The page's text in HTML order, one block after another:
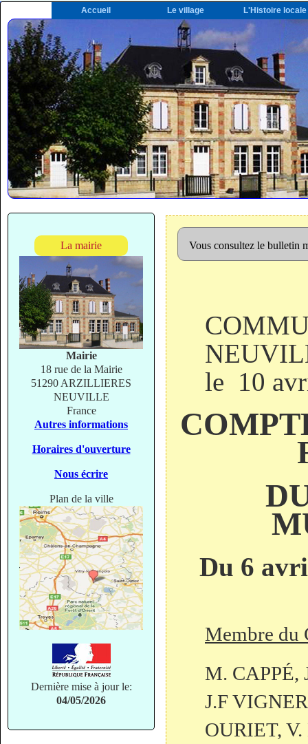
Accueil Le village L'Histoire locale
La mairie
Mairie
18 rue de la Mairie
51290 ARZILLIERES
NEUVILLE
France
Autres informations
Horaires d'ouverture
Nous écrire
Plan de la ville
Dernière mise à jour le:
04/05/2026
Vous consultez le bulletin
le 10
Du 6
Membre du
M. CAPPÉ,
J.F
OURIET,